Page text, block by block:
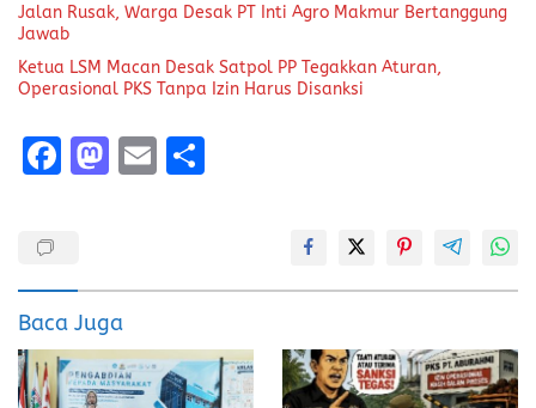
Jalan Rusak, Warga Desak PT Inti Agro Makmur Bertanggung
Jawab
Ketua LSM Macan Desak Satpol PP Tegakkan Aturan,
Operasional PKS Tanpa Izin Harus Disanksi
F
o
o
k
M
d
o
n
E
Baca Juga